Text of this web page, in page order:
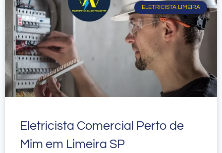
ELETRICISTA LIMEIRA
Eletricista Comercial Perto de
Mim em Limeira SP